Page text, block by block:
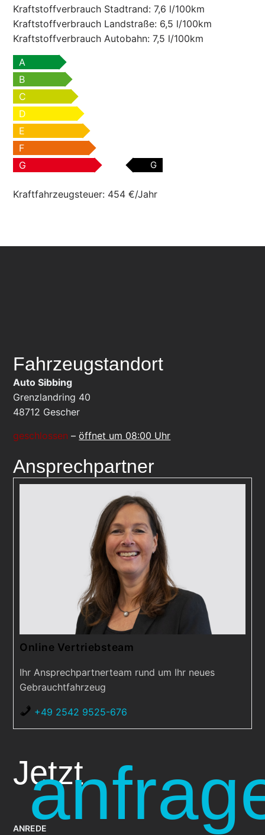
Kraftstoffverbrauch Stadtrand:7,6 l/100km
Kraftstoffverbrauch Landstraße: 6,5 l/100km
Kraftstoffverbrauch Autobahn:7,5 l/100km
A
B
C
D
E
F
G
G
Kraftfahrzeugsteuer: 454 €/Jahr
Fahrzeugstandort
Auto Sibbing
Grenzlandring 40
48712 Gescher
geschlossen –öffnet um 08:00 Uhr
Ansprechpartner
Online Vertriebsteam
Ihr Ansprechpartnerteam rund um Ihr neues
Gebrauchtfahrzeug
+49 2542 9525-676
Jetzt
ANREDE